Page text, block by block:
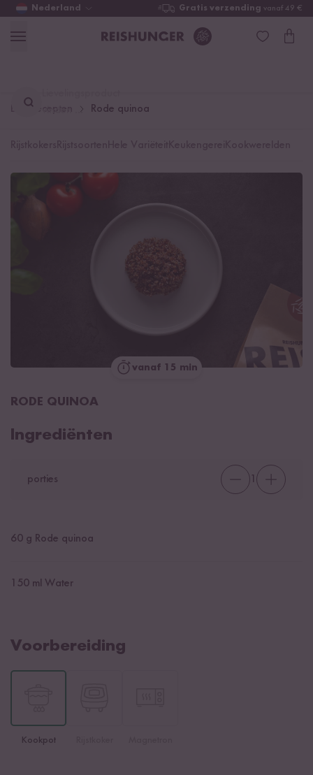
Nederland Gratis verzending vanaf 49 €
vinden ...
Basisrecepten Rode quinoa
vanaf 15 min
RODE QUINOA
Ingrediënten
porties 1
60 g Rode quinoa
150 ml Water
Voorbereiding
Kookpot